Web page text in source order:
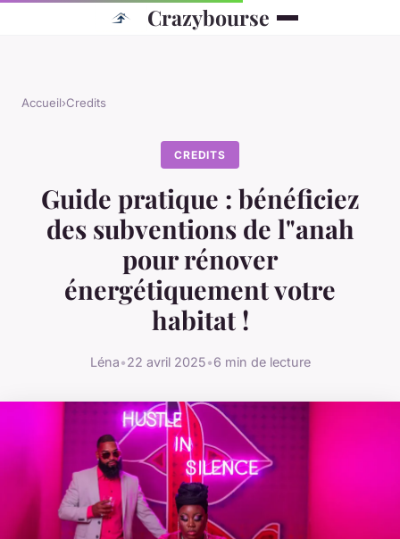
Crazybourse
Accueil›Credits
CREDITS
Guide pratique : bénéficiez
des subventions de l"anah
pour rénover
énergétiquement votre
habitat !
Léna•22 avril 2025•6 min de lecture